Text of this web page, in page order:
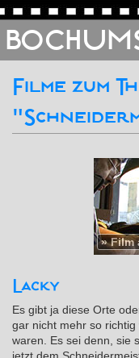
Filme zum
»Film
Lacky
Es gibt ja diese Orte
gar nicht mehr so
waren. Es sei denn, sie